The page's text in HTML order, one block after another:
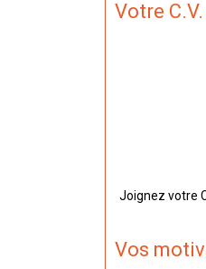
Votre
Joignez votre
Vos